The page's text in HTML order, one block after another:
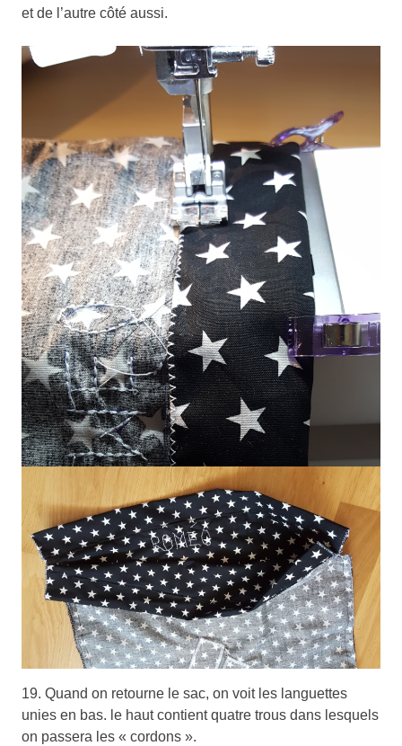
et de l’autre côté aussi.
19. Quand on retourne le sac, on voit les languettes
unies en bas. le haut contient quatre trous dans lesquels
on passera les « cordons ».